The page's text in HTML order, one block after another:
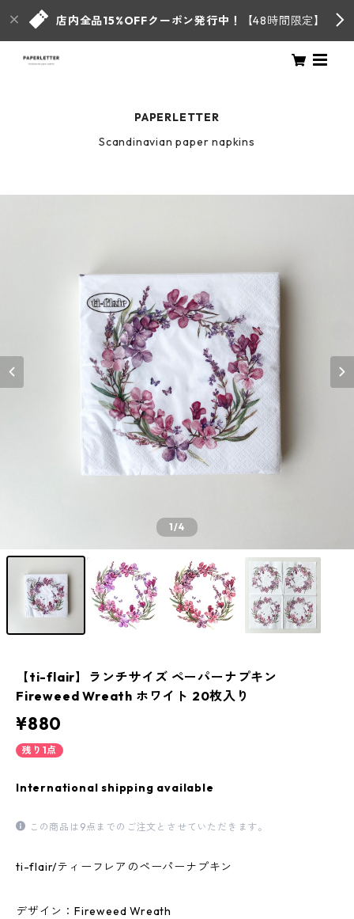
店内全品15%OFFクーポン発行中！ 【48時間限定】
PAPERLETTER
Scandinavian paper napkins
1/4
【ti-flair】ランチサイズ ペーパーナプキン
Fireweed Wreath ホワイト 20枚入り
¥880
残り1点
International shipping available
この商品は9点までのご注文とさせていただきます。
ti-flair/ティーフレアのペーパーナプキン
デザイン：Fireweed Wreath